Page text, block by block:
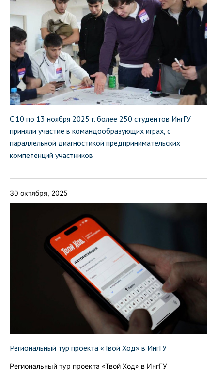
C 10 по 13 ноября 2025 г. более 250 студентов ИнгГУ
приняли участие в командообразующих играх, с
параллельной диагностикой предпринимательских
компетенций участников
30 октября, 2025
Региональный тур проекта «Твой Ход» в ИнгГУ
Региональный тур проекта «Твой Ход» в ИнгГУ